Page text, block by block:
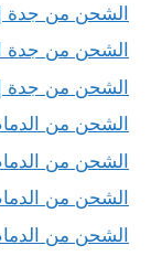
الشحن من جدة
الشحن من جدة
الشحن من جدة
الشحن من
الشحن من
الشحن من
الشحن من